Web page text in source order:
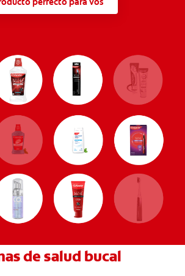
de salud bucal